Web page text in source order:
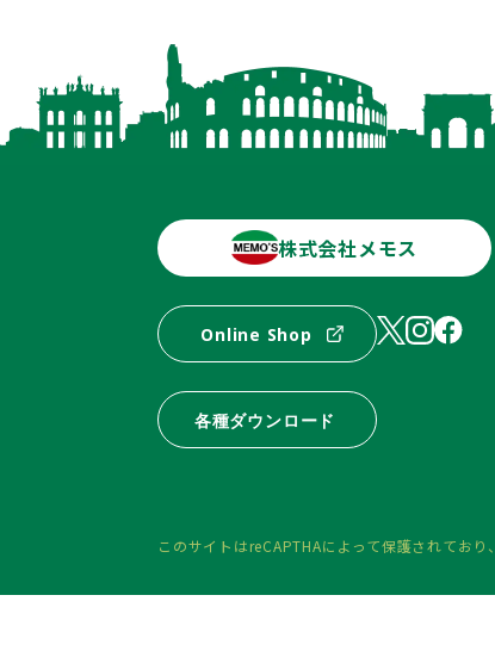
株式会社メモス
Online Shop
各種ダウンロード
このサイトはreCAPTHAによって保護されており、